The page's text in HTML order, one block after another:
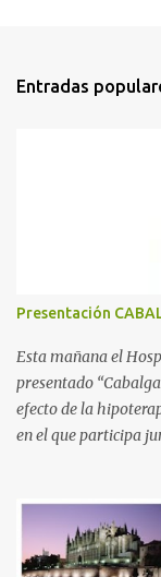
e
s
Entradas
Presentación
Esta mañana el
presentado
efecto de la
en el que participa
presencia de Emilio
Anna Llort, adjunta
Hospital Vall